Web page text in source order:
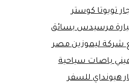
تويوتا كوستر
مرسيدس بسائق
شركة ليموزين مصر
باصات سياحية
هيونداي للسفر